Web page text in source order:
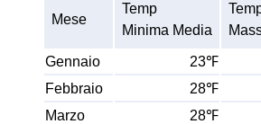
Mese
Temp
Minima Media
Gennaio 23℉
Febbraio
28℉
Marzo
28℉